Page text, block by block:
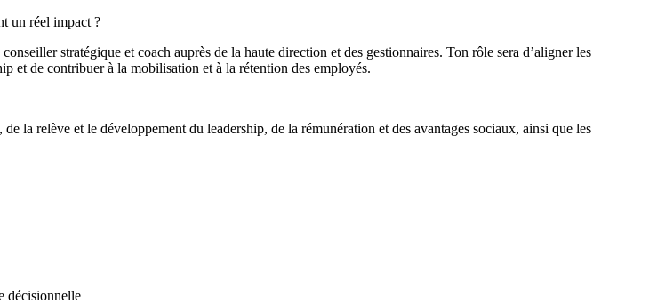
un réel impact ?
stratégique et coach auprès de la haute direction et des gestionnaires. Ton rôle sera d’aligner les
et de contribuer à la mobilisation et à la rétention des employés.
la relève et le développement du leadership, de la rémunération et des avantages sociaux, ainsi que les
décisionnelle